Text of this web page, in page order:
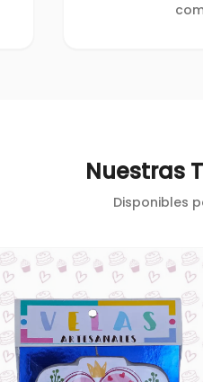
Nuestras
Disponibles